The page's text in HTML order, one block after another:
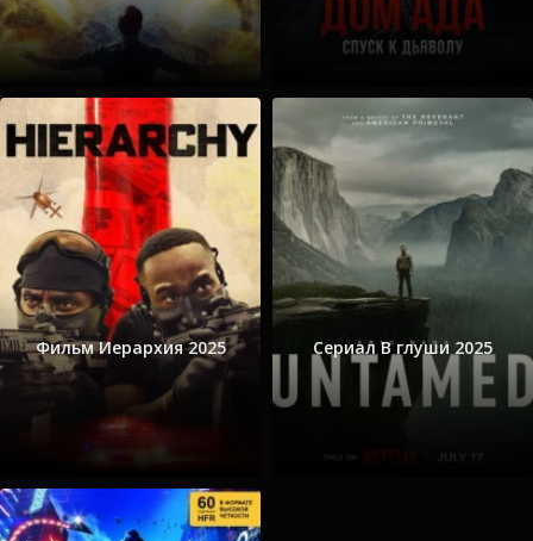
Фильм Иерархия 2025 Сериал В глуши 2025